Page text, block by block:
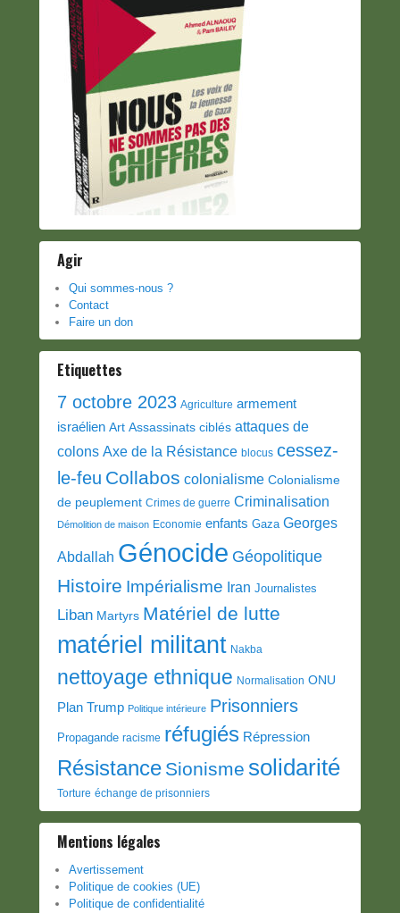
Agir
Qui sommes-nous ?
Contact
Faire un don
Etiquettes
7 octobre 2023 Agriculture armement
israélien Art Assassinats ciblés attaques de
colons Axe de la Résistance blocus cessez-
le-feu Collabos colonialisme Colonialisme
de peuplement Crimes de guerre Criminalisation
Démolition de maison Economie enfants Gaza Georges
Abdallah Génocide Géopolitique
Histoire Impérialisme Iran Journalistes
Liban Martyrs Matériel de lutte
matériel militant Nakba
nettoyage ethnique Normalisation ONU
Plan Trump Politique intérieure Prisonniers
Propagande racisme réfugiés Répression
Résistance Sionisme solidarité
Torture échange de prisonniers
Mentions légales
Avertissement
Politique de cookies (UE)
Politique de confidentialité